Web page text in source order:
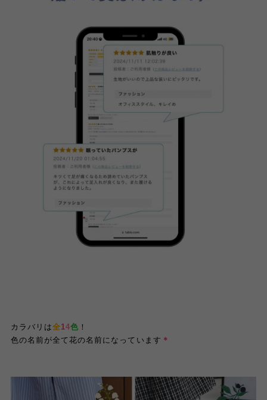
カラバリは全14色 ！
色の名前が全て花の名前になっています ＊